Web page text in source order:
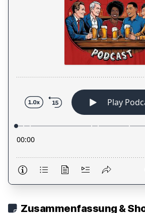
Zusammenfassung &